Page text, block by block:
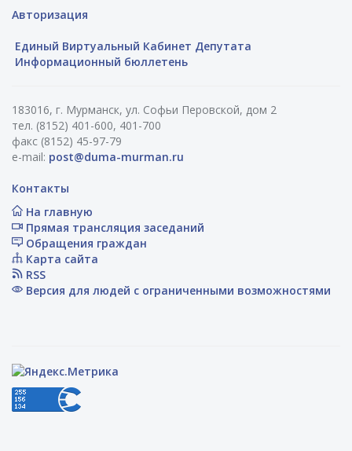
Авторизация
Единый Виртуальный Кабинет Депутата
Информационный бюллетень
183016, г. Мурманск, ул. Софьи Перовской, дом 2
тел. (8152) 401-600, 401-700
факс (8152) 45-97-79
e-mail: post@duma-murman.ru
Контакты
На главную
Прямая трансляция заседаний
Обращения граждан
Карта сайта
RSS
Версия для людей с ограниченными возможностями